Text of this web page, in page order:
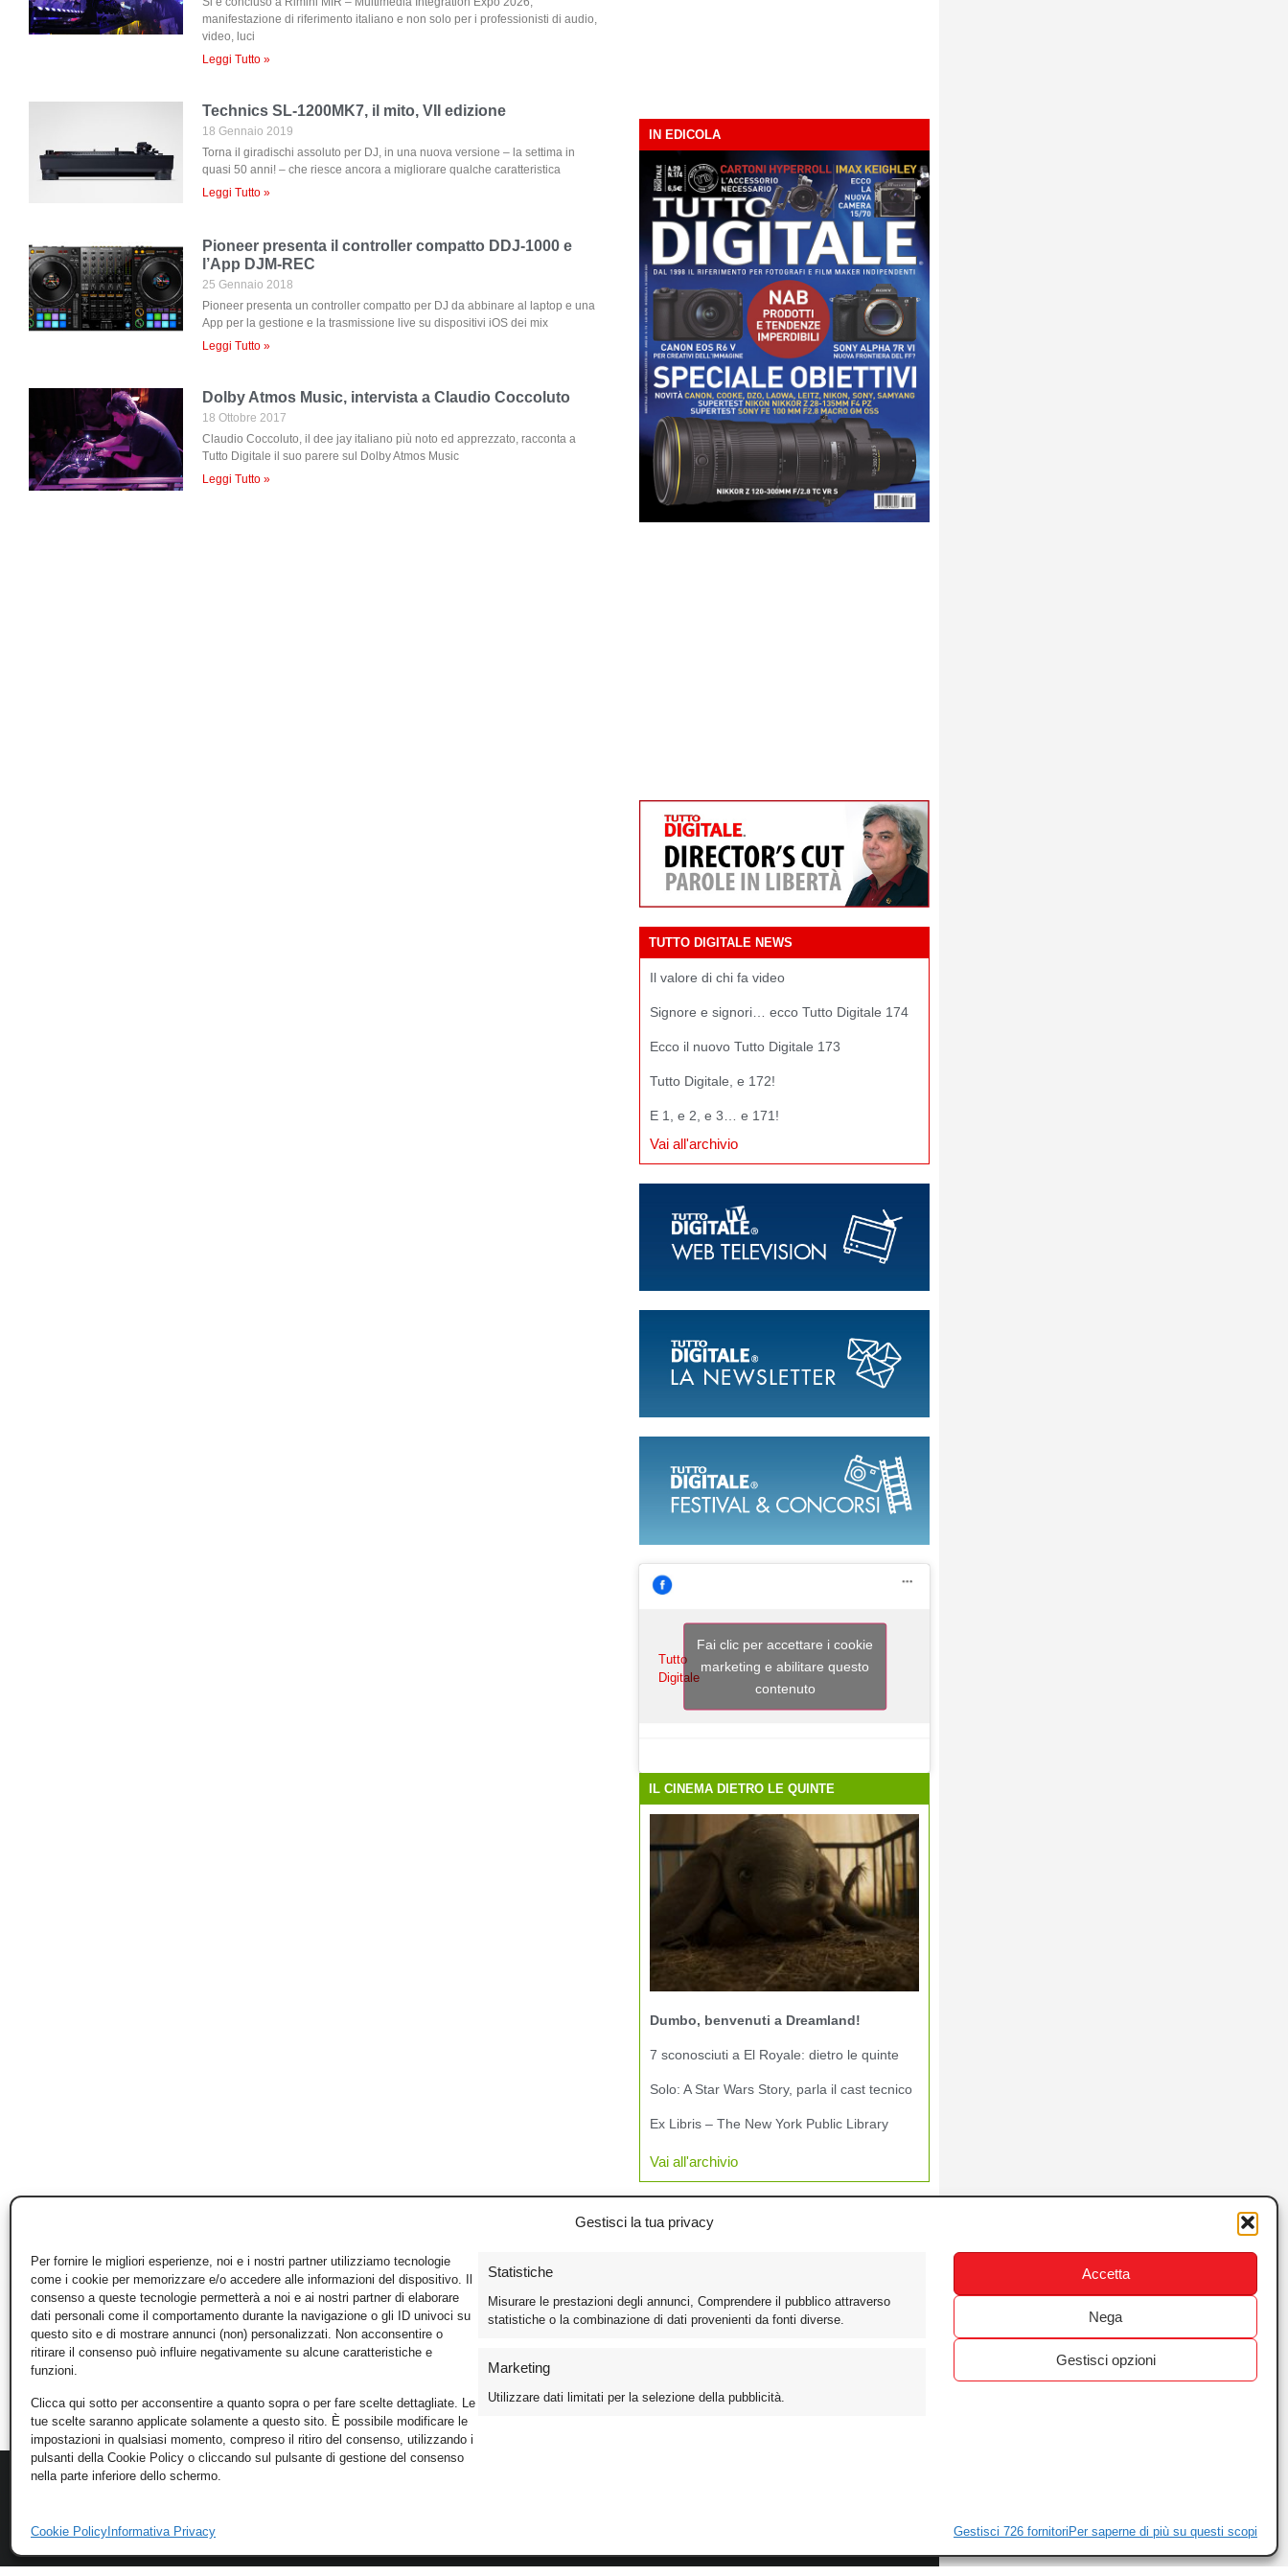
Gestisci la tua privacy
Per fornire le migliori esperienze, noi e i nostri partner utilizziamo tecnologie
come i cookie per memorizzare e/o accedere alle informazioni del dispositivo. Il
consenso a queste tecnologie permetterà a noi e ai nostri partner di elaborare
dati personali come il comportamento durante la navigazione o gli ID univoci su
questo sito e di mostrare annunci (non) personalizzati. Non acconsentire o
ritirare il consenso può influire negativamente su alcune caratteristiche e
funzioni.
Clicca qui sotto per acconsentire a quanto sopra o per fare scelte dettagliate. Le
tue scelte saranno applicate solamente a questo sito. È possibile modificare le
impostazioni in qualsiasi momento, compreso il ritiro del consenso, utilizzando i
pulsanti della Cookie Policy o cliccando sul pulsante di gestione del consenso
nella parte inferiore dello schermo.
Statistiche
Misurare le prestazioni degli annunci, Comprendere il pubblico attraverso
statistiche o la combinazione di dati provenienti da fonti diverse.
Marketing
Utilizzare dati limitati per la selezione della pubblicità.
Gestisci 726 fornitori Per saperne di più su questi scopi
Accetta
Nega
Gestisci opzioni
Cookie Policy Informativa Privacy
manifestazione di riferimento italiano e non solo per i professionisti di audio,
video, luci
Leggi Tutto »
Technics SL-1200MK7, il mito, VII edizione
18 Gennaio 2019
Torna il giradischi assoluto per DJ, in una nuova versione – la settima in
quasi 50 anni! – che riesce ancora a migliorare qualche caratteristica
Leggi Tutto »
Pioneer presenta il controller compatto DDJ-1000 e
l’App DJM-REC
25 Gennaio 2018
Pioneer presenta un controller compatto per DJ da abbinare al laptop e una
App per la gestione e la trasmissione live su dispositivi iOS dei mix
Leggi Tutto »
Dolby Atmos Music, intervista a Claudio Coccoluto
18 Ottobre 2017
Claudio Coccoluto, il dee jay italiano più noto ed apprezzato, racconta a
Tutto Digitale il suo parere sul Dolby Atmos Music
Leggi Tutto »
IN EDICOLA
TUTTO DIGITALE NEWS
Il valore di chi fa video
Signore e signori… ecco Tutto Digitale 174
Ecco il nuovo Tutto Digitale 173
Tutto Digitale, e 172!
E 1, e 2, e 3… e 171!
Vai all'archivio
Tutto
Digitale
Fai clic per accettare i cookie
marketing e abilitare questo
contenuto
IL CINEMA DIETRO LE QUINTE
Dumbo, benvenuti a Dreamland!
7 sconosciuti a El Royale: dietro le quinte
Solo: A Star Wars Story, parla il cast tecnico
Ex Libris – The New York Public Library
Vai all'archivio